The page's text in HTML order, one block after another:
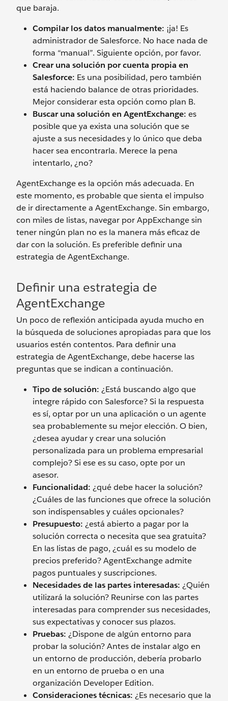
que baraja.
Compilar los datos manualmente: ¡ja! Es
administrador de Salesforce. No hace nada de
forma “manual”. Siguiente opción, por favor.
Crear una solución por cuenta propia en
Salesforce: Es una posibilidad, pero también
está haciendo balance de otras prioridades.
Mejor considerar esta opción como plan B.
Buscar una solución en AgentExchange: es
posible que ya exista una solución que se
ajuste a sus necesidades y lo único que deba
hacer sea encontrarla. Merece la pena
intentarlo, ¿no?
AgentExchange es la opción más adecuada. En
este momento, es probable que sienta el impulso
de ir directamente a AgentExchange. Sin embargo,
con miles de listas, navegar por AppExchange sin
tener ningún plan no es la manera más eficaz de
dar con la solución. Es preferible definir una
estrategia de AgentExchange.
Definir una estrategia de
AgentExchange
Un poco de reflexión anticipada ayuda mucho en
la búsqueda de soluciones apropiadas para que los
usuarios estén contentos. Para definir una
estrategia de AgentExchange, debe hacerse las
preguntas que se indican a continuación.
Tipo de solución: ¿Está buscando algo que
integre rápido con Salesforce? Si la respuesta
es sí, optar por un una aplicación o un agente
sea probablemente su mejor elección. O bien,
¿desea ayudar y crear una solución
personalizada para un problema empresarial
complejo? Si ese es su caso, opte por un
asesor.
Funcionalidad: ¿qué debe hacer la solución?
¿Cuáles de las funciones que ofrece la solución
son indispensables y cuáles opcionales?
Presupuesto: ¿está abierto a pagar por la
solución correcta o necesita que sea gratuita?
En las listas de pago, ¿cuál es su modelo de
precios preferido? AgentExchange admite
pagos puntuales y suscripciones.
Necesidades de las partes interesadas: ¿Quién
utilizará la solución? Reunirse con las partes
interesadas para comprender sus necesidades,
sus expectativas y conocer sus plazos.
Pruebas: ¿Dispone de algún entorno para
probar la solución? Antes de instalar algo en
un entorno de producción, debería probarlo
en un entorno de prueba o en una
organización Developer Edition.
Consideraciones técnicas: ¿Es necesario que la